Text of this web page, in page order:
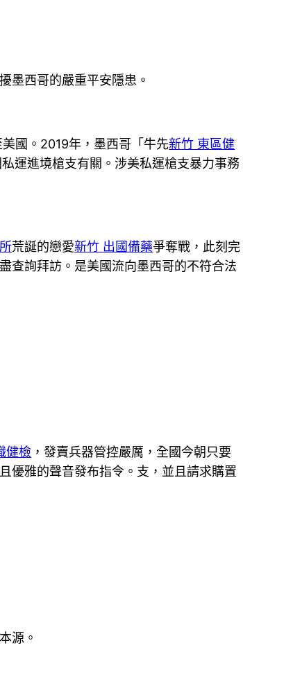
墨西哥的嚴重平安隱患。
國。2019年，墨西哥「牛先新竹 東區健
運進境槍支有關。涉美私運槍支暴力事務
荒誕的戀愛新竹 出國備藥爭奪戰，此刻完
查詢拜訪。是美國流向墨西哥的不符合法
健檢 ，發賣兵器管控嚴厲，全國今朝只要
優雅的聲音發布指令。支，並且請求購置
源。